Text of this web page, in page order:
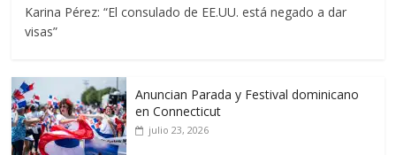
Karina Pérez: “El consulado de EE.UU. está negado a dar
visas”
Anuncian Parada y Festival dominicano
en Connecticut
julio 23, 2026